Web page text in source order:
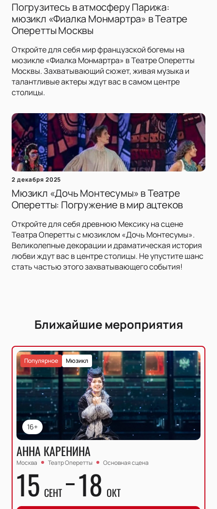
Погрузитесь в атмосферу Парижа:
мюзикл «Фиалка Монмартра» в Театре
Оперетты Москвы
Откройте для себя мир французской богемы на
мюзикле «Фиалка Монмартра» в Театре Оперетты
Москвы. Захватывающий сюжет, живая музыка и
талантливые актеры ждут вас в самом центре
столицы.
2 декабря 2025
Мюзикл «Дочь Монтесумы» в Театре
Оперетты: Погружение в мир ацтеков
Откройте для себя древнюю Мексику на сцене
Театра Оперетты с мюзиклом «Дочь Монтесумы».
Великолепные декорации и драматическая история
любви ждут вас в центре столицы. Не упустите шанс
стать частью этого захватывающего события!
Ближайшие мероприятия
16+
Мюзикл
Популярное
АННА КАРЕНИНА
Москва Театр Оперетты Основная сцена
15 СЕНТ 18 ОКТ